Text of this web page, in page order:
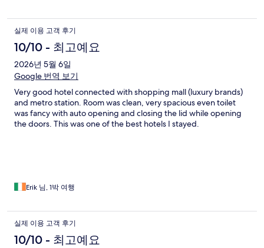
실제 이용 고객 후기
10/10 - 최고예요
2026년 5월 6일
Google 번역 보기
Very good hotel connected with shopping mall (luxury brands)
and metro station. Room was clean, very spacious even toilet
was fancy with auto opening and closing the lid while opening
the doors. This was one of the best hotels I stayed.
Erik 님, 1박 여행
실제 이용 고객 후기
10/10 - 최고예요